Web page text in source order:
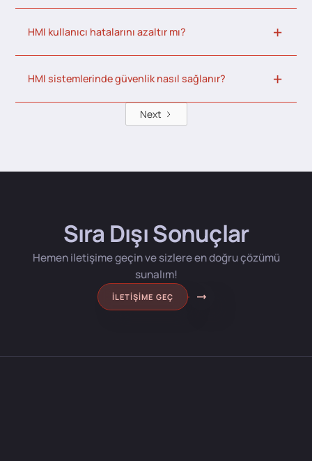
HMI kullanıcı hatalarını azaltır mı?
HMI sistemlerinde güvenlik nasıl sağlanır?
Next
Sıra Dışı Sonuçlar
Hemen iletişime geçin ve sizlere en doğru çözümü
sunalım!
İLETIŞIME GEÇ